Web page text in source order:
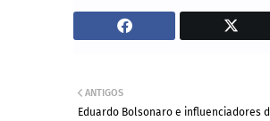
ANTIGOS
Eduardo Bolsonaro e influenciadores